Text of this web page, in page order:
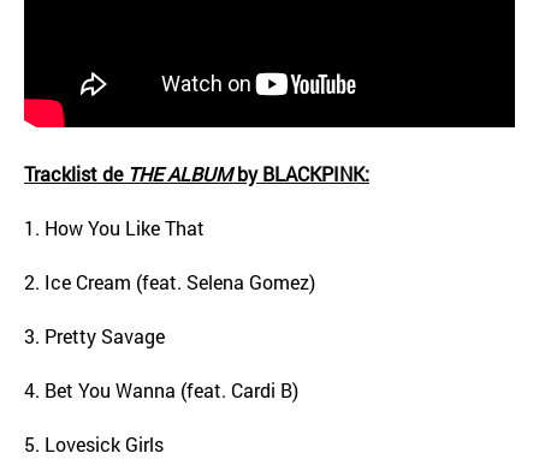
Tracklist de THE ALBUMby BLACKPINK:
1. How You Like That
2. Ice Cream (feat. Selena Gomez)
3. Pretty Savage
4. Bet You Wanna (feat. Cardi B)
5. Lovesick Girls